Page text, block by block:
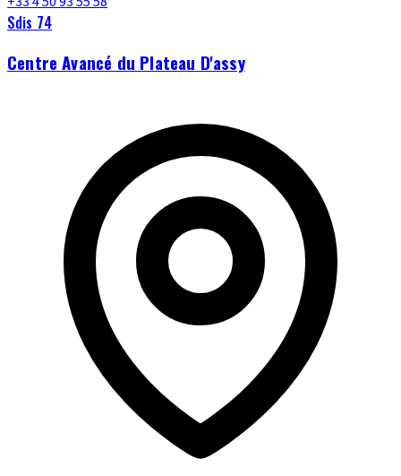
Sdis 74
Centre Avancé du Plateau D'assy